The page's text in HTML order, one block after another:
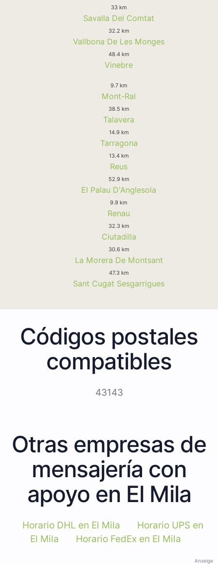
33 km
Savalla Del Comtat
32.2 km
Vallbona De Les Monges
48.4 km
Vinebre
9.7 km
Mont-Ral
38.5 km
Talavera
14.9 km
Tarragona
13.4 km
Reus
52.9 km
El Palau D'Anglesola
9.9 km
Renau
32.3 km
Ciutadilla
30.6 km
La Morera De Montsant
47.3 km
Sant Cugat Sesgarrigues
Códigos postales
compatibles
43143
Otras empresas de
mensajería con
apoyo en El Mila
Horario DHL en El Mila
Horario UPS en
El Mila
Horario FedEx en El Mila
Anzeige